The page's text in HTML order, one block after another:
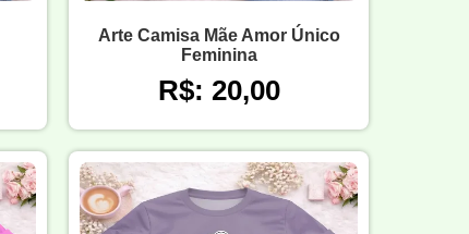
Arte Camisa Mãe Amor Único
Feminina
R$: 20,00